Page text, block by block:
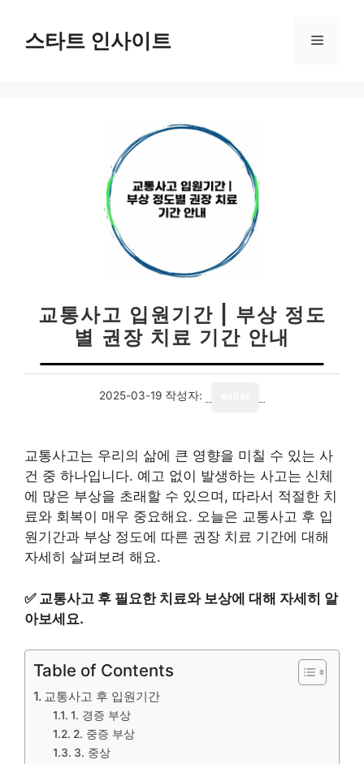
스타트 인사이트 메
교통사고 입원기간 | 부상 정도
별 권장 치료 기간 안내
2025-03-19 작성자:
교통사고는 우리의 삶에 큰 영향을 미칠 수 있는 사
건 중 하나입니다. 예고 없이 발생하는 사고는 신체
에 많은 부상을 초래할 수 있으며, 따라서 적절한 치
료와 회복이 매우 중요해요. 오늘은 교통사고 후 입
원기간과 부상 정도에 따른 권장 치료 기간에 대해
자세히 살펴보려 해요.
✅ 교통사고 후 필요한 치료와 보상에 대해 자세히 알
아보세요.
Table of Contents
교통사고 후 입원기간
1. 경증 부상
2. 중증 부상
3. 중상